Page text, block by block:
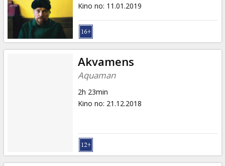
Kino no: 11.01.2019
Akvamens
Aquaman
2h 23min
Kino no: 21.12.2018